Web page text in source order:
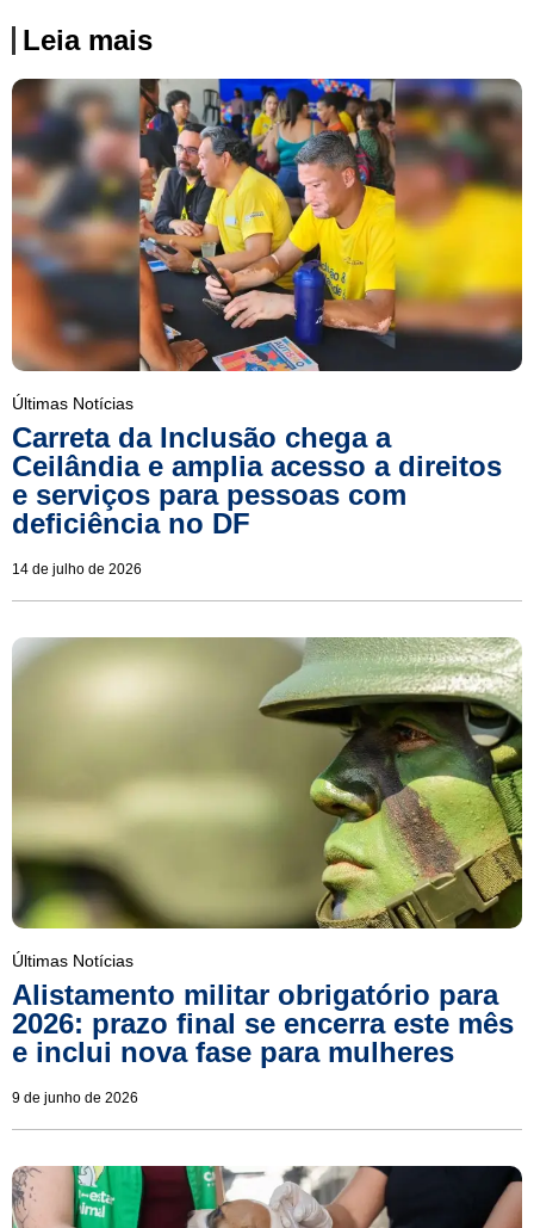
Leia mais
Últimas Notícias
Carreta da Inclusão chega a
Ceilândia e amplia acesso a direitos
e serviços para pessoas com
deficiência no DF
14 de julho de 2026
Últimas Notícias
Alistamento militar obrigatório para
2026: prazo final se encerra este mês
e inclui nova fase para mulheres
9 de junho de 2026